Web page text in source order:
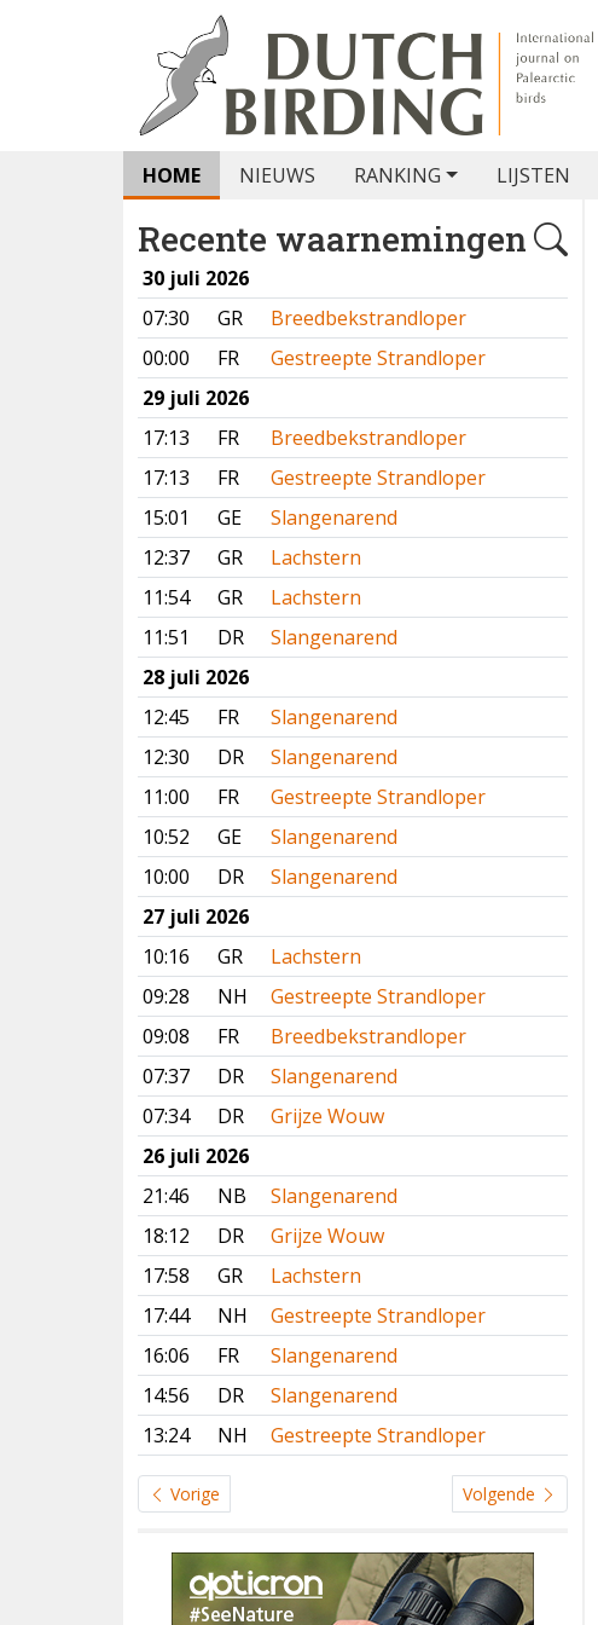
HOME NIEUWS RANKING LIJSTEN
Recente waarnemingen
30 juli 2026
07:30
GR
Breedbekstrandloper
00:00
FR
Gestreepte Strandloper
29 juli 2026
17:13
FR
Breedbekstrandloper
17:13
FR
Gestreepte Strandloper
15:01
GE
Slangenarend
12:37
GR
Lachstern
11:54
GR
Lachstern
11:51
DR
Slangenarend
28 juli 2026
12:45
FR
Slangenarend
12:30
DR
Slangenarend
11:00
FR
Gestreepte Strandloper
10:52
GE
Slangenarend
10:00
DR
Slangenarend
27 juli 2026
10:16
GR
Lachstern
09:28
NH
Gestreepte Strandloper
09:08
FR
Breedbekstrandloper
07:37
DR
Slangenarend
07:34
DR
Grijze Wouw
26 juli 2026
21:46
NB
Slangenarend
18:12
DR
Grijze Wouw
17:58
GR
Lachstern
17:44
NH
Gestreepte Strandloper
16:06
FR
Slangenarend
14:56
DR
Slangenarend
13:24
NH Gestreepte Strandloper
Vorige Volgende